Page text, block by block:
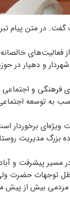
و روستا تبریک گفت. در متن
فعالیت‌های
و دهیار در
فرهنگی و اجتماعی
به توسعه
برخوردار
بزرگ مدیریت
مسیر پیشرفت و
ظل توجهات حضرت
و مردمی بیش از پیش